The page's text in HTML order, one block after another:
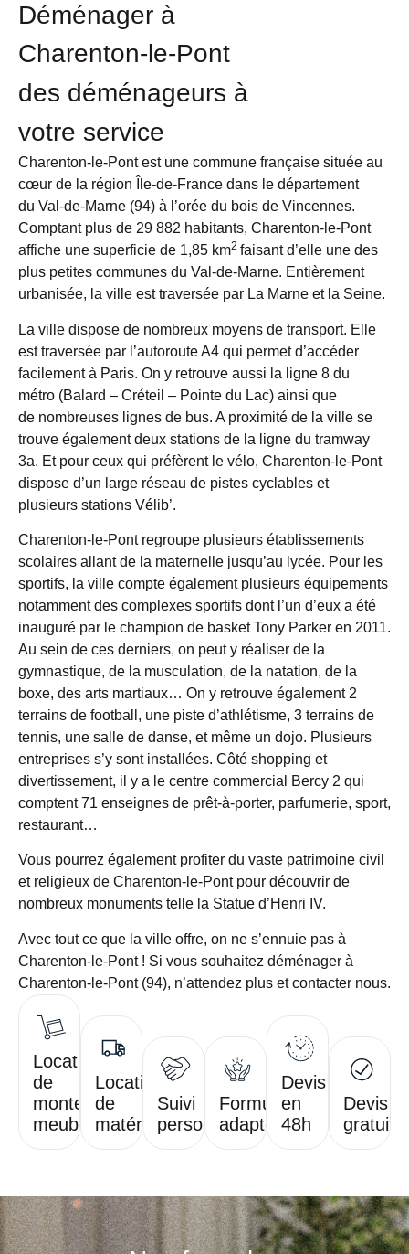
Déménager à
Charenton-le-Pont
des déménageurs à
votre service
Charenton-le-Pontest une commune française située au
cœur de la région Île-de-France dans le département
du Val-de-Marne (94) à l’orée du bois de Vincennes.
Comptant plus de 29 882 habitants, Charenton-le-Pont
affiche une superficie de 1,85 km2 faisant d’elle une des
plus petites communes du Val-de-Marne. Entièrement
urbanisée, la ville est traversée par La Marne et la Seine.
La ville dispose de nombreux moyens de transport. Elle
est traversée par l’autoroute A4 qui permet d’accéder
facilement à Paris. On y retrouve aussi la ligne 8 du
métro (Balard – Créteil – Pointe du Lac) ainsi que
de nombreuses lignes de bus. A proximité de la ville se
trouve également deux stations de la ligne du tramway
3a. Et pour ceux qui préfèrent le vélo, Charenton-le-Pont
dispose d’un large réseau de pistes cyclables et
plusieurs stations Vélib’.
Charenton-le-Pont regroupe plusieurs établissements
scolaires allant de la maternelle jusqu’au lycée. Pour les
sportifs, la ville compte également plusieurs équipements
notamment des complexes sportifs dont l’un d’eux a été
inauguré par le champion de basket Tony Parker en 2011.
Au sein de ces derniers, on peut y réaliser de la
gymnastique, de la musculation, de la natation, de la
boxe, des arts martiaux… On y retrouve également 2
terrains de football, une piste d’athlétisme, 3 terrains de
tennis, une salle de danse, et même un dojo. Plusieurs
entreprises s’y sont installées. Côté shopping et
divertissement, il y a le centre commercial
Bercy 2 qui
comptent71 enseignes de prêt-à-porter, parfumerie, sport,
restaurant…
Vous pourrez également profiter du vaste patrimoine civil
et religieux de Charenton-le-Pont pour découvrir de
nombreux monuments telle la Statue d’Henri IV.
Avec tout ce que la ville offre, on ne s’ennuie pas à
Charenton-le-Pont ! Si vous souhaitez déménager à
Charenton-le-Pont (94), n’attendez plus et contacter nous.
Location
de
monte-
meubles
Location
de
matériel
Suivi
personnalisé
Formules
adaptées
Devis
en
48h
Devis
gratuit